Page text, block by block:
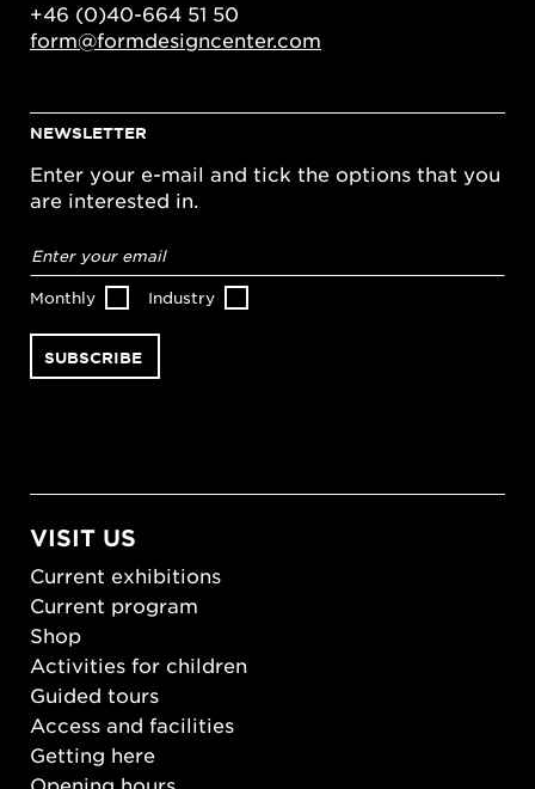
+46 (0)40-664 51 50
form@formdesigncenter.com
NEWSLETTER
Enter your e-mail and tick the options that you
are interested in.
address*
Monthly Industry
VISIT US
Current exhibitions
Current program
Shop
Activities for children
Guided tours
Access and facilities
Getting here
Opening hours